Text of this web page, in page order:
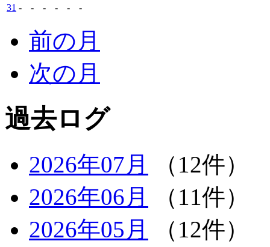
31 - - - - - -
前の月
次の月
過去ログ
2026年07月
（12件）
2026年06月
（11件）
2026年05月
（12件）